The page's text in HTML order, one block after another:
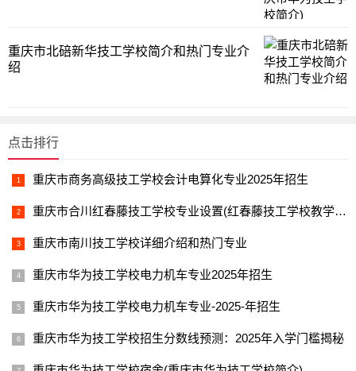
重庆市北碚新华技工学校简介和热门专业介
绍
点击排行
重庆市商务高级技工学校会计电算化专业2025年招生
重庆市合川红春藤技工学校专业设置(红春藤技工学校教学特色)
重庆市南川技工学校详细介绍和热门专业
重庆市华为技工学校电力机车专业2025年招生
重庆市华为技工学校电力机车专业-2025-年招生
重庆市华为技工学校招生分数线预测：2025年入学门槛揭秘